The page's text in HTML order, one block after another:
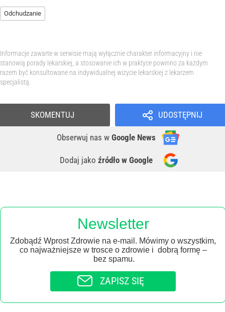
Odchudzanie
Informacje zawarte w serwisie mają wyłącznie charakter informacyjny i nie
stanowią porady lekarskiej, a stosowanie ich w praktyce powinno za każdym
razem być konsultowane na indywidualnej wizycie lekarskiej z lekarzem
specjalistą.
UDOSTĘPNIJ
Obserwuj nas w Google News
Dodaj jako źródło w Google
SKOMENTUJ
Newsletter
Zdobądź Wprost Zdrowie na e-mail. Mówimy o wszystkim,
co najważniejsze w trosce o zdrowie i dobrą formę –
bez spamu.
ZAPISZ SIĘ